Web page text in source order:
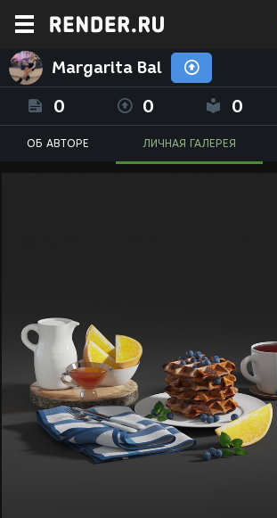
Margarita Bal
0 0 0
ОБ АВТОРЕ ЛИЧНАЯ ГАЛЕРЕЯ